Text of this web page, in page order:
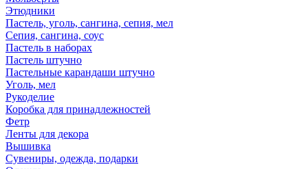
Этюдники
Пастель, уголь, сангина, сепия, мел
Сепия, сангина, соус
Пастель в наборах
Пастель штучно
Пастельные карандаши штучно
Уголь, мел
Рукоделие
Коробка для принадлежностей
Фетр
Ленты для декора
Вышивка
Сувениры, одежда, подарки